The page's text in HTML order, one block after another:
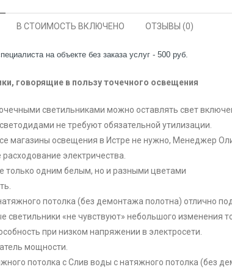
В СТОИМОСТЬ ВКЛЮЧЕНО ОТЗЫВЫ (0)
на объекте без заказа услуг - 500 руб.
говорящие в пользу точечного освещения
светильниками можно оставлять свет
не требуют обязательной утилизации.
магазины освещения в Истре не нужно, Менеджер
электричества.
только одним белым, но и разными цветами
потолка (без демонтажа полотна) отлично
светильники «не чувствуют» небольшого изменения
при низком напряжении в электросети.
мощности.
потолка с Слив воды с натяжного потолка (без